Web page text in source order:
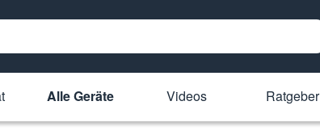
Alle Geräte Videos Ratgeber